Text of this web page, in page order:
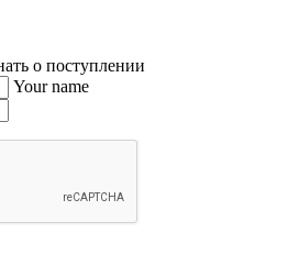
о поступлении
Your name